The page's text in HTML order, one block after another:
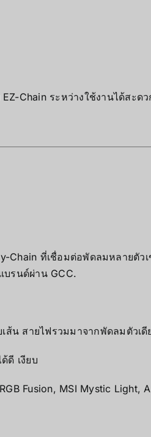
Chain ระหว่างใช้งานได้สะดว
Chain ที่เชื่อมต่อพัดลมหลายตัว
บรนด์ผ่าน GCC.
ส้น สายไฟรวมมาจากพัดลมตัวเดี
ดี เงียบ
Fusion, MSI Mystic Light,